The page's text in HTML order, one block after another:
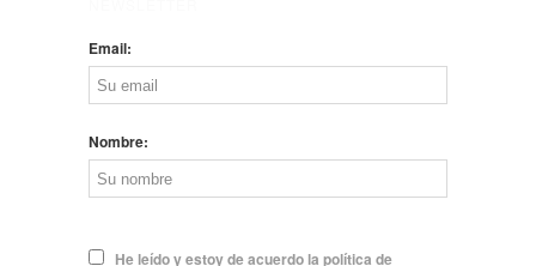
Email:
Nombre:
He leído y estoy de acuerdo la política de